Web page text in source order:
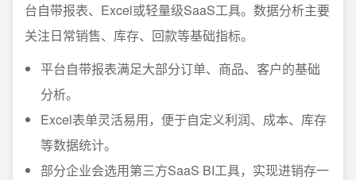
台自带报表、Excel或轻量级SaaS工具。数据分析主要
关注日常销售、库存、回款等基础指标。
平台自带报表满足大部分订单、商品、客户的基础
分析。
Excel表单灵活易用，便于自定义利润、成本、库存
等数据统计。
部分企业会选用第三方SaaS BI工具，实现进销存一